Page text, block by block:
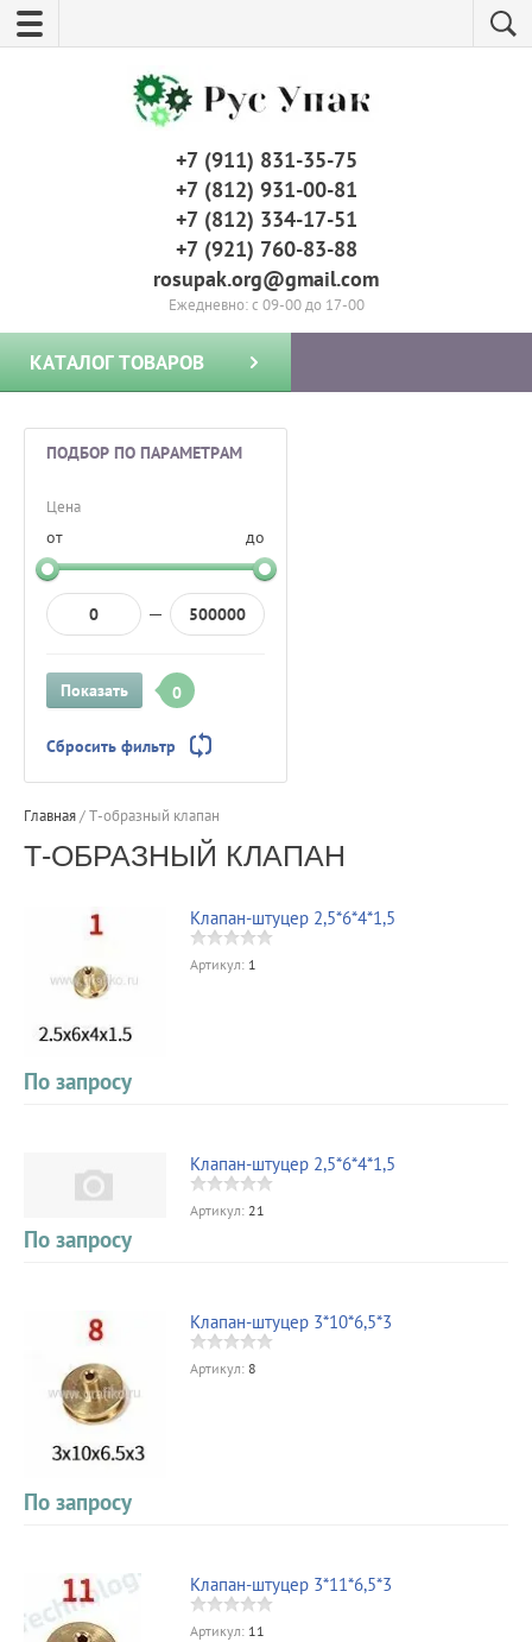
+7 (911) 831-35-75
+7 (812) 931-00-81
+7 (812) 334-17-51
+7 (921) 760-83-88
rosupak.org@gmail.com
Ежедневно: с 09-00 до 17-00
КАТАЛОГ ТОВАРОВ
ПОДБОР ПО ПАРАМЕТРАМ
Цена
от до
Показать 0
Сбросить фильтр
Главная/Т-образный клапан
Т-ОБРАЗНЫЙ КЛАПАН
Клапан-штуцер 2,5*6*4*1,5
Артикул: 1
По запросу
Клапан-штуцер 2,5*6*4*1,5
Артикул: 21
По запросу
Клапан-штуцер 3*10*6,5*3
Артикул: 8
По запросу
Клапан-штуцер 3*11*6,5*3
Артикул: 11